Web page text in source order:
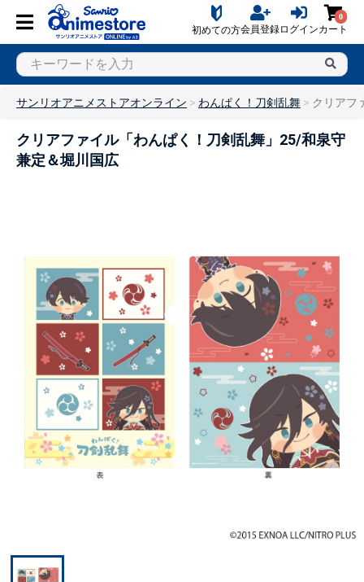
初めての方会員登録ログイン
0
カート
サンリオアニメストアオンライン わんぱく！刀剣乱舞 クリアフ
クリアファイル「わんぱく！刀剣乱舞」25/和泉守
兼定＆堀川国広